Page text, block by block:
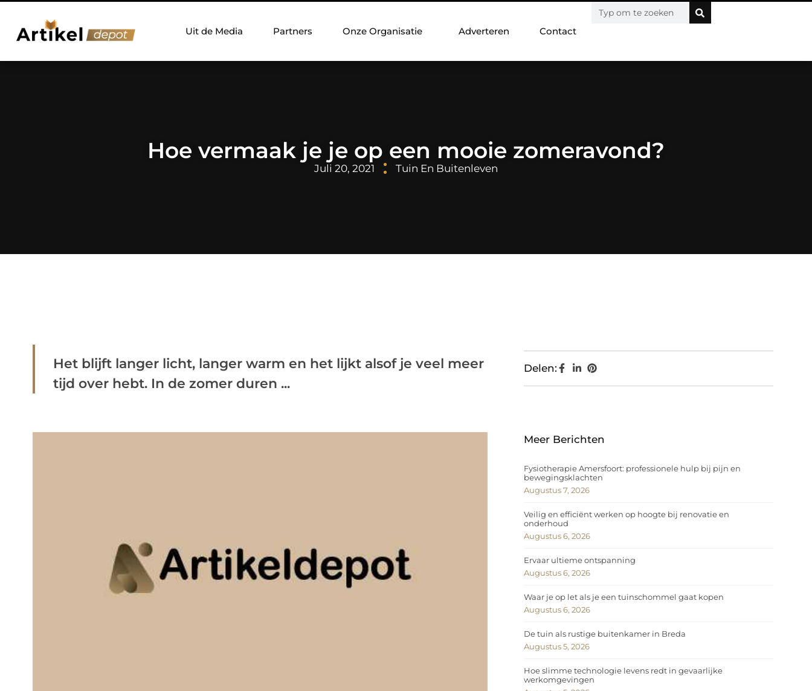
Uit de Media Partners Onze Organisatie Adverteren Contact
Hoe vermaak je je op een mooie zomeravond?
Juli 20, 2021 Tuin En Buitenleven
Het blijft langer licht, langer warm en het lijkt alsof je veel meer
tijd over hebt. In de zomer duren ...
Delen:
Meer Berichten
Fysiotherapie Amersfoort: professionele hulp bij pijn en
bewegingsklachten
Augustus 7, 2026
Veilig en efficiënt werken op hoogte bij renovatie en
onderhoud
Augustus 6, 2026
Ervaar ultieme ontspanning
Augustus 6, 2026
Waar je op let als je een tuinschommel gaat kopen
Augustus 6, 2026
De tuin als rustige buitenkamer in Breda
Augustus 5, 2026
Hoe slimme technologie levens redt in gevaarlijke
werkomgevingen